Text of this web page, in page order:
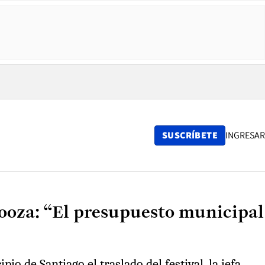
SUSCRÍBETE INGRESAR
“El presupuesto municipal